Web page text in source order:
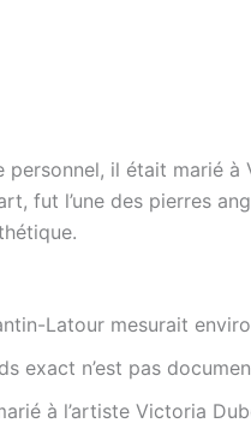
personnel, il était marié
fut l’une des pierres
Latour mesurait
exact n’est pas
à l’artiste Victoria